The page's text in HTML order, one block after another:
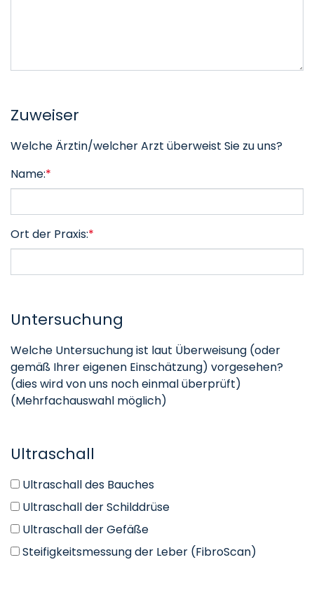
Zuweiser
Welche Ärztin/welcher Arzt überweist Sie zu uns?
Name:*
Ort der Praxis:*
Untersuchung
Welche Untersuchung ist laut Überweisung (oder
gemäß Ihrer eigenen Einschätzung) vorgesehen?
(dies wird von uns noch einmal überprüft)
(Mehrfachauswahl möglich)
Ultraschall
Ultraschall des Bauches
Ultraschall der Schilddrüse
Ultraschall der Gefäße
Steifigkeitsmessung der Leber (FibroScan)